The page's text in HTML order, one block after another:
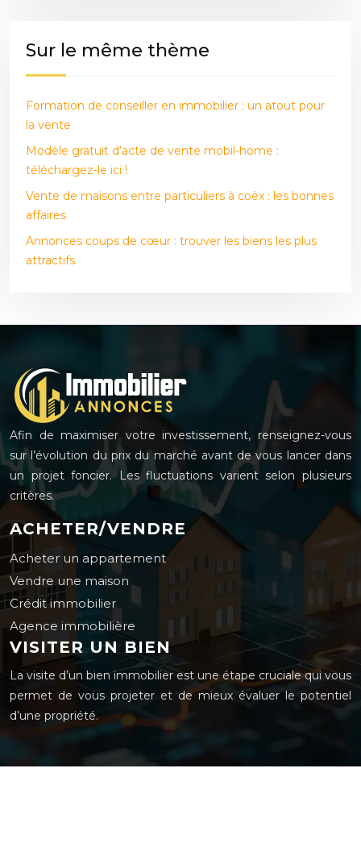
Sur le même thème
Formation de conseiller en immobilier : un atout pour
la vente
Modèle gratuit d’acte de vente mobil-home :
téléchargez-le ici !
Vente de maisons entre particuliers à coëx : les bonnes
affaires
Annonces coups de cœur : trouver les biens les plus
attractifs
Afin de maximiser votre investissement, renseignez-vous
sur l’évolution du prix du marché avant de vous lancer dans
un projet foncier. Les fluctuations varient selon plusieurs
critères.
ACHETER/VENDRE
Acheter un appartement
Vendre une maison
Crédit immobilier
Agence immobilière
VISITER UN BIEN
La visite d’un bien immobilier est une étape cruciale qui vous
permet de vous projeter et de mieux évaluer le potentiel
d’une propriété.